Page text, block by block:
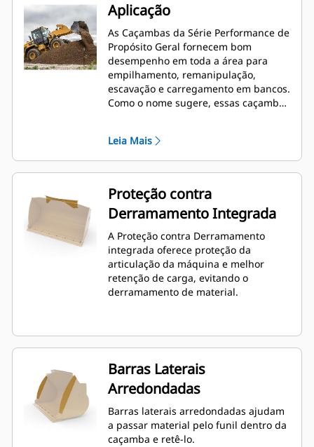
Aplicação
As Caçambas da Série Performance de
Propósito Geral fornecem bom
desempenho em toda a área para
empilhamento, remanipulação,
escavação e carregamento em bancos.
Como o nome sugere, essas caçambas
São projetadas para forças de
desagregação padrão e condições de
abrasão. Ideal para aplicações de
arrasto para trás e nivelamento. O
fator de enchimento das caçambas da
Série Performance pode estar até
115% acima da capacidade
especificada.
Leia Mais
Proteção contra
Derramamento Integrada
A Proteção contra Derramamento
integrada oferece proteção da
articulação da máquina e melhor
retenção de carga, evitando o
derramamento de material.
Barras Laterais
Arredondadas
Barras laterais arredondadas ajudam
a passar material pelo funil dentro da
caçamba e retê-lo.